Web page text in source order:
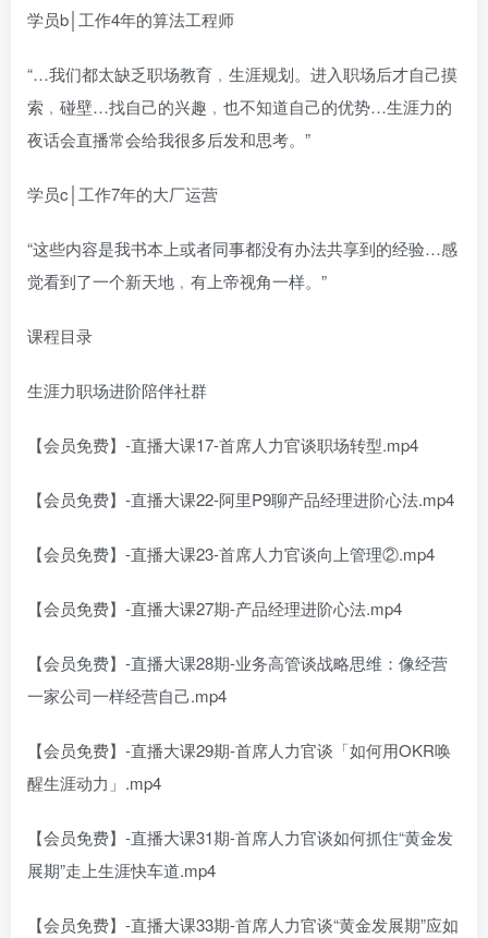
学员b│工作4年的算法工程师
“…我们都太缺乏职场教育﹐生涯规划。进入职场后才自己摸
索﹐碰壁…找自己的兴趣﹐也不知道自己的优势…生涯力的
夜话会直播常会给我很多后发和思考。”
学员c│工作7年的大厂运营
“这些内容是我书本上或者同事都没有办法共享到的经验…感
觉看到了一个新天地﹐有上帝视角一样。”
课程目录
生涯力职场进阶陪伴社群
【会员免费】-直播大课17-首席人力官谈职场转型.mp4
【会员免费】-直播大课22-阿里P9聊产品经理进阶心法.mp4
【会员免费】-直播大课23-首席人力官谈向上管理②.mp4
【会员免费】-直播大课27期-产品经理进阶心法.mp4
【会员免费】-直播大课28期-业务高管谈战略思维：像经营
一家公司一样经营自己.mp4
【会员免费】-直播大课29期-首席人力官谈「如何用OKR唤
醒生涯动力」.mp4
【会员免费】-直播大课31期-首席人力官谈如何抓住“黄金发
展期”走上生涯快车道.mp4
【会员免费】-直播大课33期-首席人力官谈“黄金发展期”应如